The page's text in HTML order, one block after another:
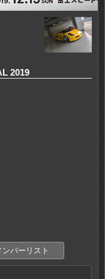
2019
ンバーリスト